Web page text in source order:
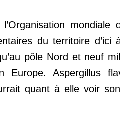
du territoire d’ici
pôle Nord et neuf
Europe. Aspergillus
quant à elle voir